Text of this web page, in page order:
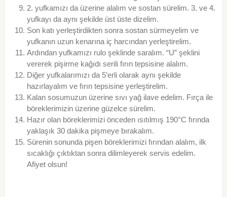
2. yufkamızı da üzerine alalım ve sostan sürelim. 3. ve 4.
yufkayı da aynı şekilde üst üste dizelim.
Son katı yerleştirdikten sonra sostan sürmeyelim ve
yufkanın uzun kenarına iç harcından yerleştirelim.
Ardından yufkamızı rulo şeklinde saralım. “U” şeklini
vererek pişirme kağıdı serili fırın tepsisine alalım.
Diğer yufkalarımızı da 5’erli olarak aynı şekilde
hazırlayalım ve fırın tepsisine yerleştirelim.
Kalan sosumuzun üzerine sıvı yağ ilave edelim. Fırça ile
böreklerimizin üzerine güzelce sürelim.
Hazır olan böreklerimizi önceden ısıtılmış 190°C fırında
yaklaşık 30 dakika pişmeye bırakalım.
Sürenin sonunda pişen böreklerimizi fırından alalım, ilk
sıcaklığı çıktıktan sonra dilimleyerek servis edelim.
Afiyet olsun!